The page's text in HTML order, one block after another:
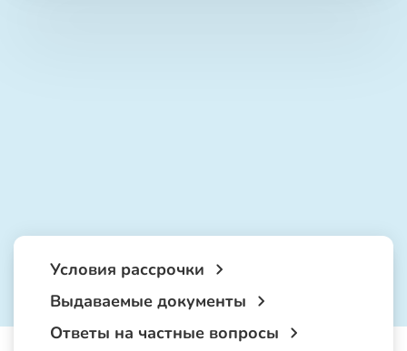
Условия рассрочки
Выдаваемые документы
Ответы на частные вопросы